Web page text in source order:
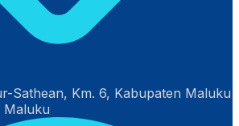
Sathean, Km. 6, Kabupaten Maluku
Maluku